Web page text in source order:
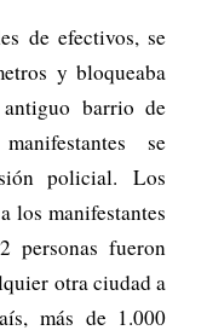
de efectivos, se
y bloqueaba
barrio de
se
policial. Los
los manifestantes
personas fueron
otra ciudad a
más de 1.000